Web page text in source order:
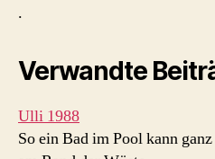
.
Verwandte
Ulli 1988
So ein Bad im Pool kann